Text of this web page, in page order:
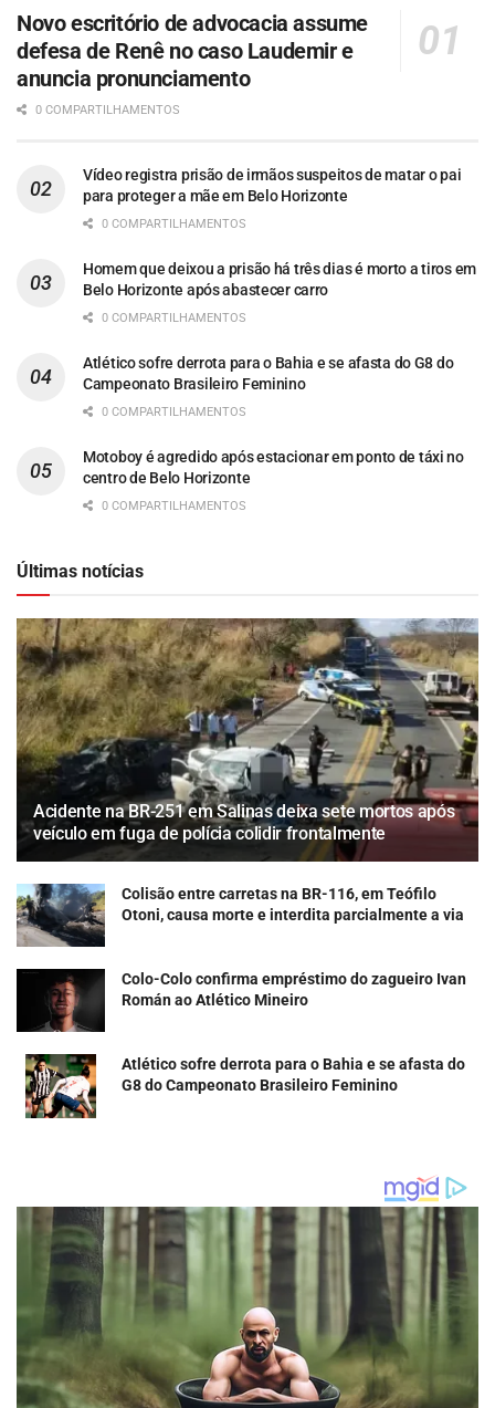
Novo escritório de advocacia assume
defesa de Renê no caso Laudemir e
anuncia pronunciamento
0 COMPARTILHAMENTOS
Vídeo registra prisão de irmãos suspeitos de matar o pai
para proteger a mãe em Belo Horizonte
0 COMPARTILHAMENTOS
Homem que deixou a prisão há três dias é morto a tiros em
Belo Horizonte após abastecer carro
0 COMPARTILHAMENTOS
Atlético sofre derrota para o Bahia e se afasta do G8 do
Campeonato Brasileiro Feminino
0 COMPARTILHAMENTOS
Motoboy é agredido após estacionar em ponto de táxi no
centro de Belo Horizonte
0 COMPARTILHAMENTOS
Últimas notícias
Acidente na BR-251 em Salinas deixa sete mortos após
veículo em fuga de polícia colidir frontalmente
Colisão entre carretas na BR-116, em Teófilo
Otoni, causa morte e interdita parcialmente a via
Colo-Colo confirma empréstimo do zagueiro Ivan
Román ao Atlético Mineiro
Atlético sofre derrota para o Bahia e se afasta do
G8 do Campeonato Brasileiro Feminino